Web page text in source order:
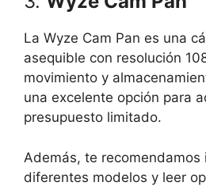
La Wyze Cam Pan es una
asequible con resolución
movimiento y
una excelente opción para
presupuesto limitado.
Además, te recomendamos
diferentes modelos y leer